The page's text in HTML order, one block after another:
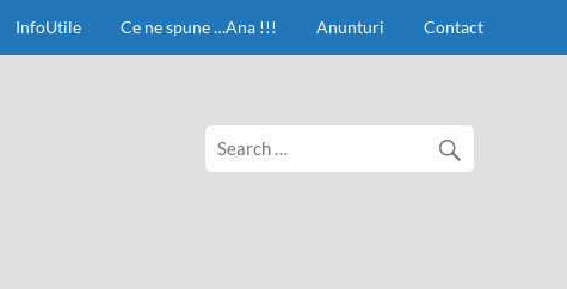
InfoUtile Ce ne spune …Ana !!! Anunturi Contact